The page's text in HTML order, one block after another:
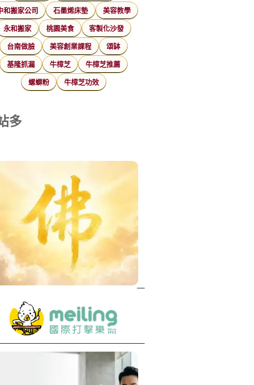
和搬家公司 石墨烯床墊 美容教學
永和搬家 桃園美食 客製化沙發
台南做臉 美容創業課程 頌缽
基隆抓漏 牛樟芝 牛樟芝推薦
螺螄粉 牛樟芝功效
多